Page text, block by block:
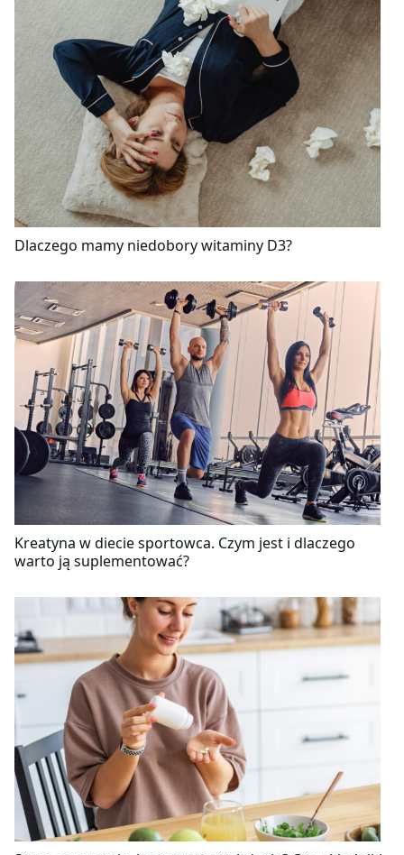
Dlaczego mamy niedobory witaminy D3?
Kreatyna w diecie sportowca. Czym jest i dlaczego
warto ją suplementować?